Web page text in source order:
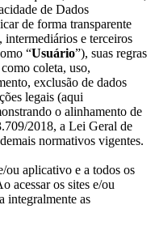
de Dados
de forma transparente
intermediários e terceiros
“Usuário”), suas regras
coleta, uso,
exclusão de dados
legais (aqui
o alinhamento de
2018, a Lei Geral de
normativos vigentes.
ou aplicativo e a todos os
acessar os sites e/ou
integralmente as